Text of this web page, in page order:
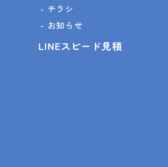
チラシ
お知らせ
LINEスピード見積